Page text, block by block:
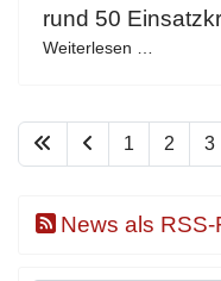
rund 50
Weiterlesen …
1 2 3
News als RSS-